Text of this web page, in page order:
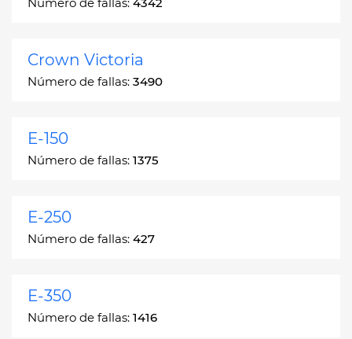
Crown Victoria
Número de fallas: 3490
E-150
Número de fallas: 1375
E-250
Número de fallas: 427
E-350
Número de fallas: 1416